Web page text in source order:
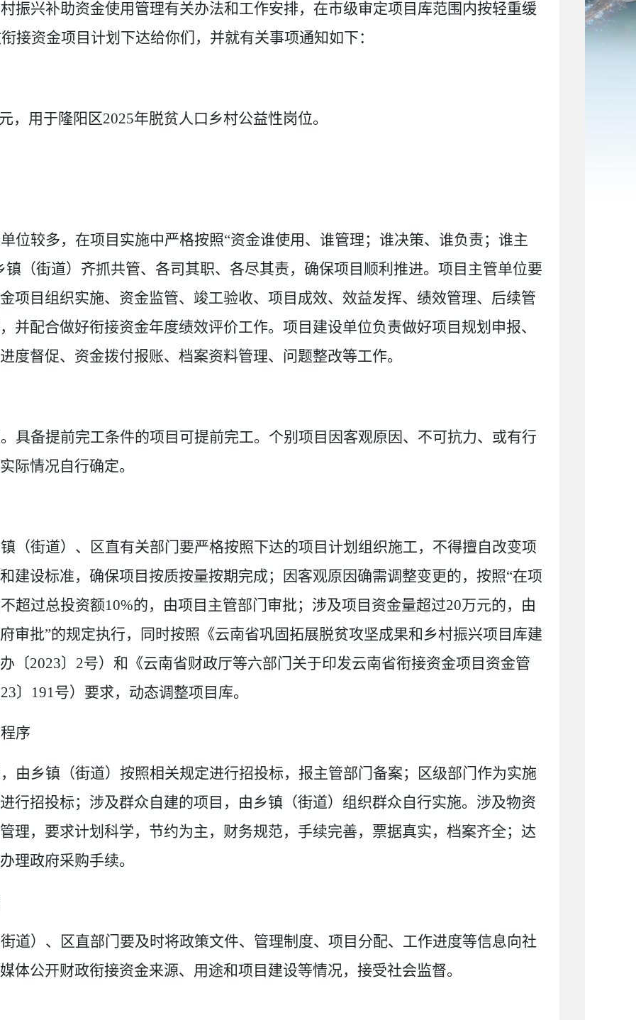
振兴补助资金使用管理有关办法和工作安排， 在市级审定项目库范围内按轻重缓
接资金项目计划下达给你们，并就有关事项通知如下：
，用于隆阳区2025年脱贫人口乡村公益性岗位。
位较多，在项目实施中严格按照“资金谁使用、谁管理；谁决策、谁负责；谁主
（街道）齐抓共管、各司其职、各尽其责，确保项目顺利推进。项目主管单位要
项目组织实施、资金监管、竣工验收、项目成效、效益发挥、绩效管理、后续管
并配合做好衔接资金年度绩效评价工作。项目建设单位负责做好项目规划申报、
度督促、资金拨付报账、档案资料管理、问题整改等工作。
具备提前完工条件的项目可提前完工。个别项目因客观原因、不可抗力、或有行
际情况自行确定。
（街道）、 区直有关部门要严格按照下达的项目计划组织施工，不得擅自改变项
建设标准，确保项目按质按量按期完成；因客观原因确需调整变更的， 按照“在项
超过总投资额10%的，由项目主管部门审批；涉及项目资金量超过20万元的，由
审批”的规定执行，同时按照 《云南省巩固拓展脱贫攻坚成果和乡村振兴项目库建
〔2023〕 2号）和《云南省财政厅等六部门关于印发云南省衔接资金项目资金管
23〕 191号）要求，动态调整项目库。
序
由乡镇（街道）按照相关规定进行招投标，报主管部门备案；区级部门作为实施
行招投标；涉及群众自建的项目，由乡镇（街道）组织群众自行实施。涉及物资
理， 要求计划科学，节约为主，财务规范，手续完善，票据真实，档案齐全；达
理政府采购手续。
道）、区直部门要及时将政策文件、管理制度、项目分配、工作进度等信息向社
体公开财政衔接资金来源、用途和项目建设等情况，接受社会监督。